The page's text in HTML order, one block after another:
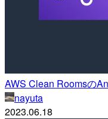
AWS Clean Roomsの
nayuta
2023.06.18